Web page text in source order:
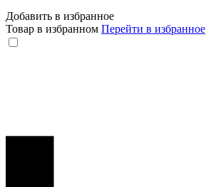
Добавить в избранное
Товар в избранном Перейти в избранное